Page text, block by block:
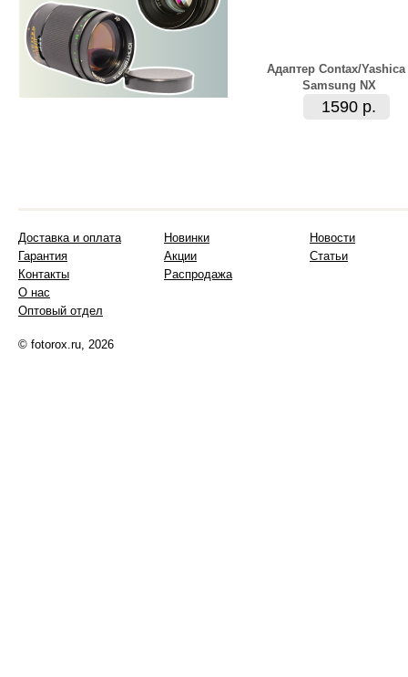
Адаптер Contax/Yashica
Samsung NX
1590 р.
Доставка и оплата
Гарантия
Контакты
О нас
Оптовый отдел
Новинки
Акции
Распродажа
Новости
Статьи
© fotorox.ru, 2026